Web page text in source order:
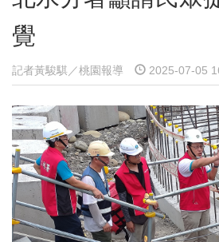
覺
記者黃駿騏／桃園報導 2025-07-05